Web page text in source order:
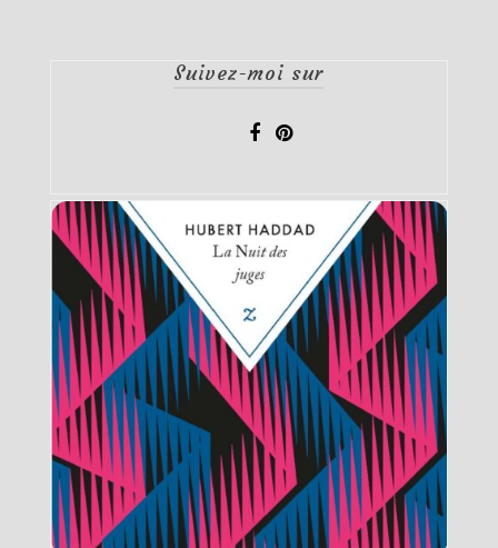
Suivez-moi sur